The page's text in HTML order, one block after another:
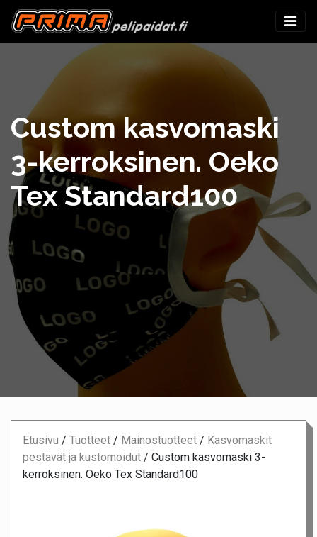
Custom kasvomaski
3-kerroksinen. Oeko
Tex Standard100
Etusivu / Tuotteet / Mainostuotteet / Kasvomaskit
pestävät ja kustomoidut / Custom kasvomaski 3-
kerroksinen. Oeko Tex Standard100